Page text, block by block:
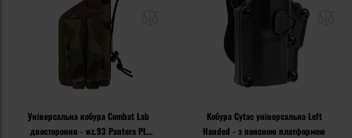
Універсальна кобура Combat Lab
двостороння - wz.93 Pantera PL
Кобура Cytac універсальна Left
Handed - з поясною платформою